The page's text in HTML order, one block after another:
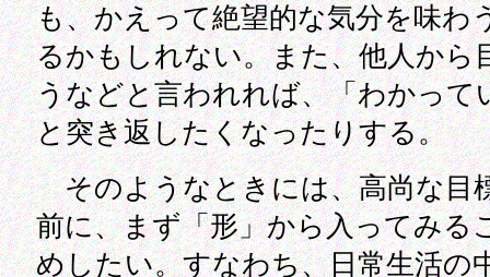
も、かえって絶望的な気分を味わ
るかもしれない。また、他人から
うなどと言われれば、「わかって
と突き返したくなったりする。
そのようなときには、高尚な目
前に、まず「形」から入ってみる
めしたい。すなわち、日常生活の